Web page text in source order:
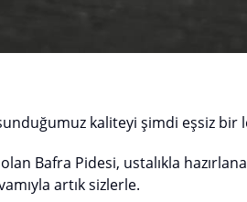
kaliteyi şimdi eşsiz
Bafra Pidesi, ustalıkla
artık sizlerle.